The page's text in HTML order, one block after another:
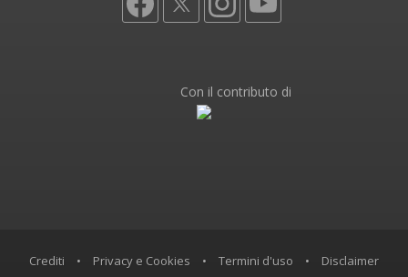
Con il contributo di
Crediti • Privacy e Cookies • Termini d'uso • Disclaimer